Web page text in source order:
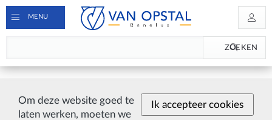
Ik accepteer cookies
Om deze website goed te
laten werken, moeten we
MENU
ZOEKEN